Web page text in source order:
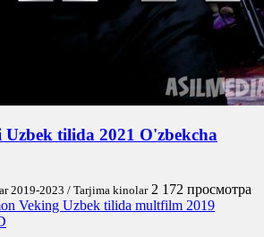
tilida 2021 O'zbekcha
2019-2023 / Tarjima kinolar 2 172 просмотра